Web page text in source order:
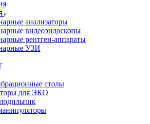
анализаторы
видеоэндоскопы
рентген-аппараты
УЗИ
столы
для ЭКО